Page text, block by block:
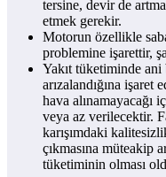
tersine, devir de
etmek gerekir.
Motorun özellikle
problemine işarettir,
Yakıt tüketiminde ani
arızalandığına
hava alınamayacağı
veya az verilecektir.
karışımdaki
çıkmasına müteakip
tüketiminin olması